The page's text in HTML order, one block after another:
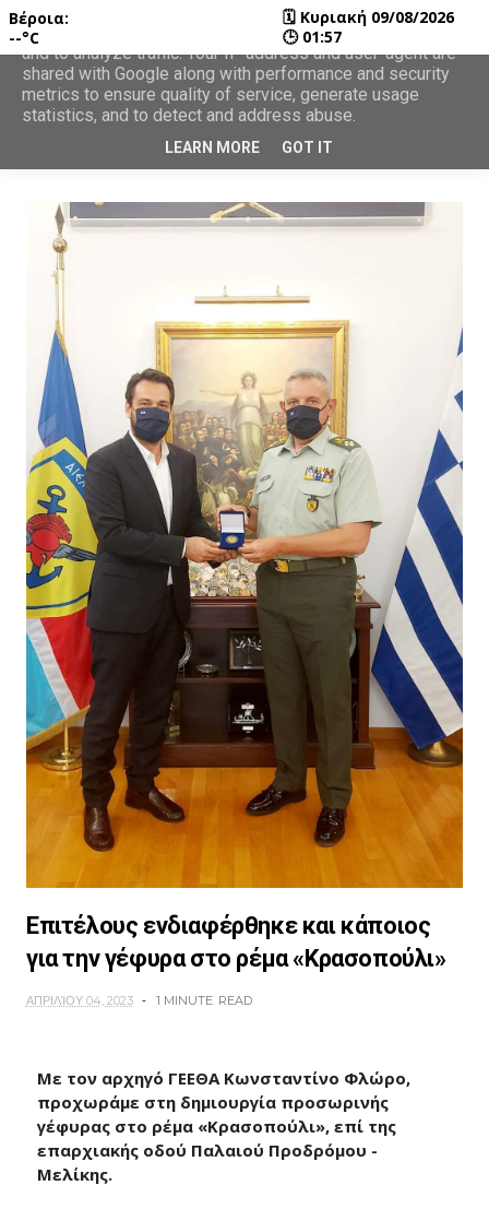
Επιτέλους ενδιαφέρθηκε και κάποιος
για την γέφυρα στο ρέμα «Κρασοπούλι»
ΑΠΡΙΛΊΟΥ 04, 2023 1 MINUTE READ
Με τον αρχηγό ΓΕΕΘΑ Κωνσταντίνο Φλώρο,
προχωράμε στη δημιουργία προσωρινής
γέφυρας στο ρέμα «Κρασοπούλι», επί της
επαρχιακής οδού Παλαιού Προδρόμου -
Μελίκης.
Βέροια:
--°C
🗓 Κυριακή 09/08/2026
🕒 01:57
This site uses cookies from Google to deliver its services
and to analyze traffic. Your IP address and user-agent are
shared with Google along with performance and security
metrics to ensure quality of service, generate usage
statistics, and to detect and address abuse.
LEARN MORE GOT IT